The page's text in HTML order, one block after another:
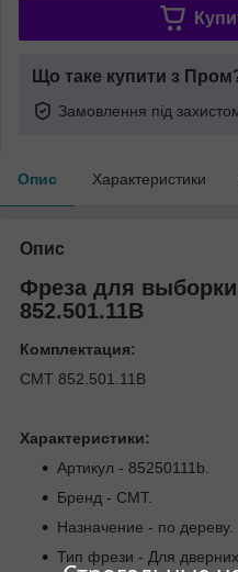
Що таке купити з
Замовлення під
Опис Характеристики
Опис
Фреза для
852.501.11B
Комплектация:
СМТ 852.501.11B
Характеристики:
Артикул - 85250111b.
Бренд - CMT.
Назначение - по дереву.
Тип фрези - Для